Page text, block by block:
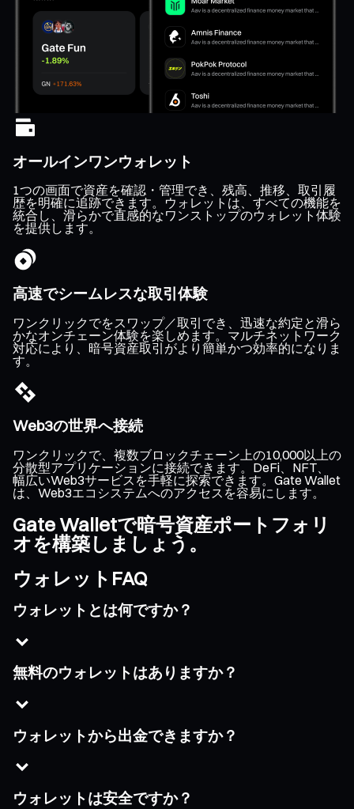
オールインワンウォレット
1つの画面で資産を確認・管理でき、残高、推移、取引履
歴を明確に追跡できます。ウォレットは、すべての機能を
統合し、滑らかで直感的なワンストップのウォレット体験
を提供します。
高速でシームレスな取引体験
ワンクリックでをスワップ／取引でき、迅速な約定と滑ら
かなオンチェーン体験を楽しめます。マルチネットワーク
対応により、暗号資産取引がより簡単かつ効率的になりま
す。
Web3の世界へ接続
ワンクリックで、複数ブロックチェーン上の10,000以上の
分散型アプリケーションに接続できます。DeFi、NFT、
幅広いWeb3サービスを手軽に探索できます。Gate Wallet
は、Web3エコシステムへのアクセスを容易にします。
Gate Walletで暗号資産ポートフォリ
オを構築しましょう。
ウォレットFAQ
ウォレットとは何ですか？
無料のウォレットはありますか？
ウォレットから出金できますか？
ウォレットは安全ですか？